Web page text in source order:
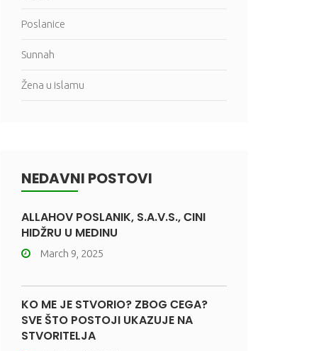
Poslanice
Sunnah
Žena u islamu
NEDAVNI POSTOVI
ALLAHOV POSLANIK, S.A.V.S., ČINI
HIDŽRU U MEDINU
March 9, 2025
KO ME JE STVORIO? ZBOG ČEGA?
SVE ŠTO POSTOJI UKAZUJE NA
STVORITELJA